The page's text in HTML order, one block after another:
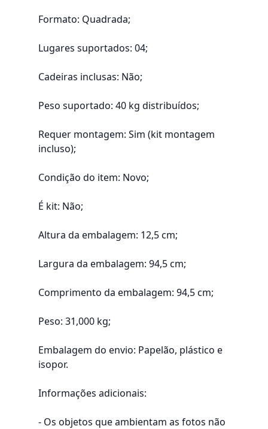
Formato: Quadrada;
Lugares suportados: 04;
Cadeiras inclusas: Não;
Peso suportado: 40 kg distribuídos;
Requer montagem: Sim (kit montagem
incluso);
Condição do item: Novo;
É kit: Não;
Altura da embalagem: 12,5 cm;
Largura da embalagem: 94,5 cm;
Comprimento da embalagem: 94,5 cm;
Peso: 31,000 kg;
Embalagem do envio: Papelão, plástico e
isopor.
Informações adicionais:
- Os objetos que ambientam as fotos não